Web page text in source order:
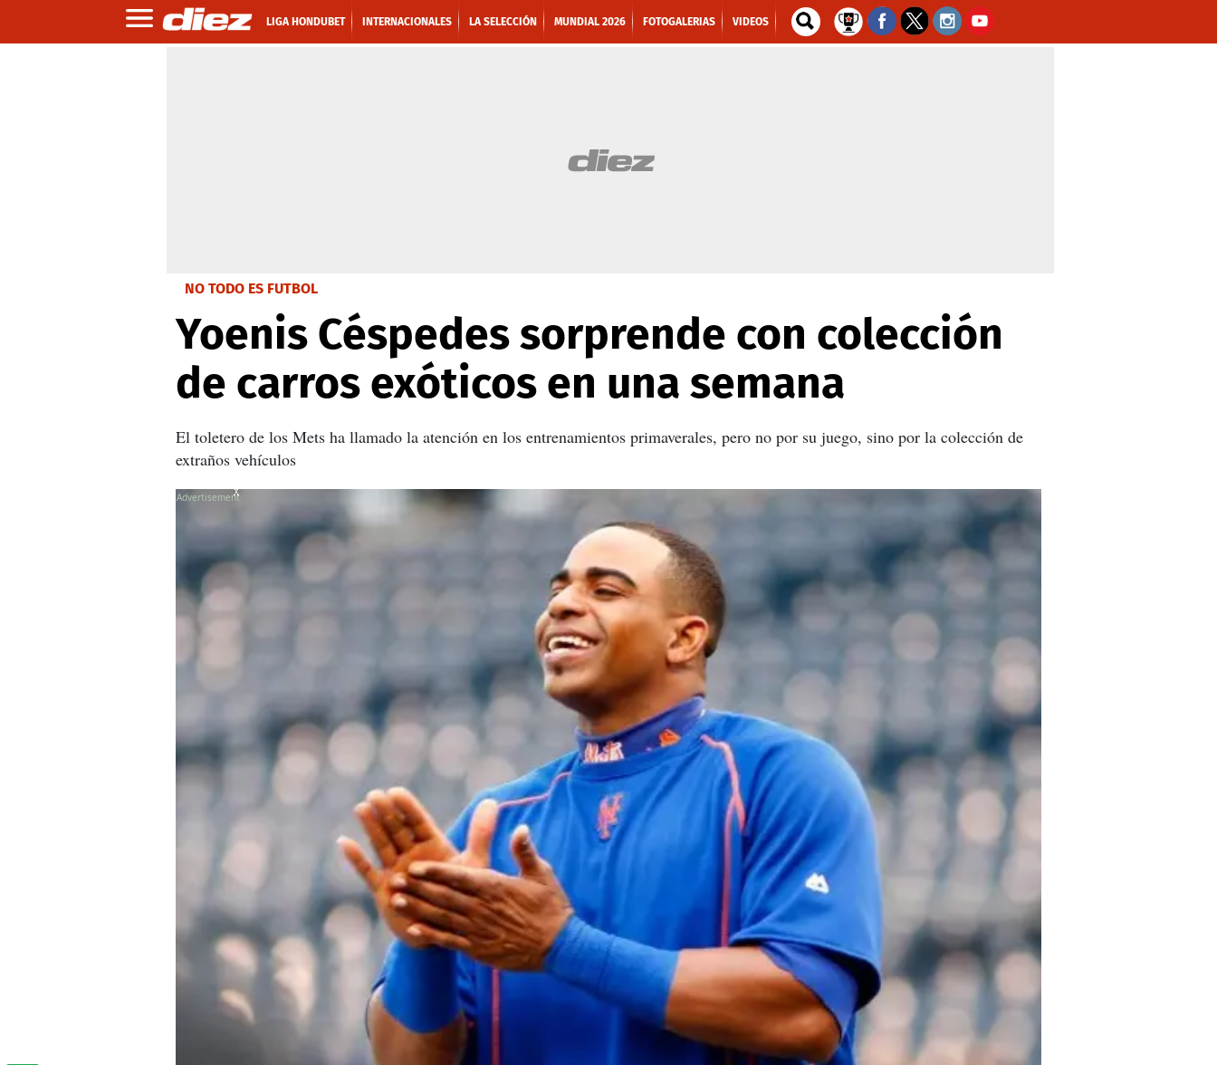
LIGA HONDUBET INTERNACIONALES LA SELECCIÓN MUNDIAL 2026 FOTOGALERIAS VIDEOS
NO TODO ES FUTBOL
Yoenis Céspedes sorprende con colección
de carros exóticos en una semana
El toletero de los Mets ha llamado la atención en los entrenamientos primaverales, pero no por su juego, sino por la colección de
extraños vehículos
X
X
X
X
X